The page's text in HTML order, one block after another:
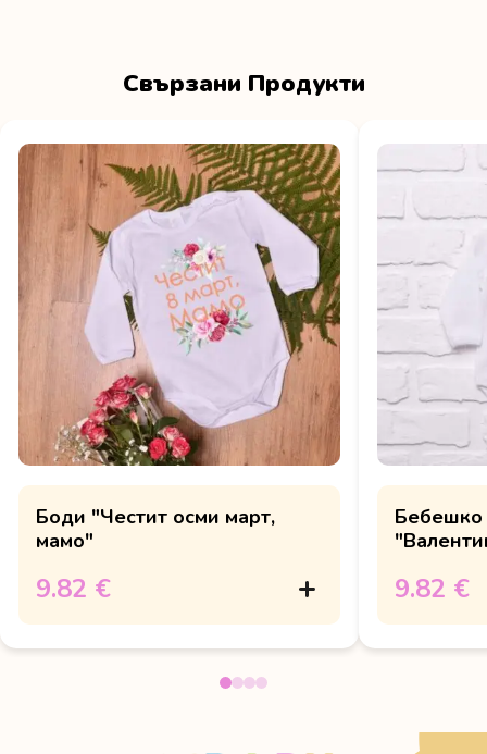
Свързани Продукти
Боди "Честит осми март,
мамо"
9.82 € 9.82 €